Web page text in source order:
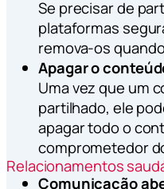
Se precisar de
plataformas
remova-os
Apagar o
Uma vez que um
partilhado, ele
apagar todo o
comprometedor
Relacionamentos
Comunicação